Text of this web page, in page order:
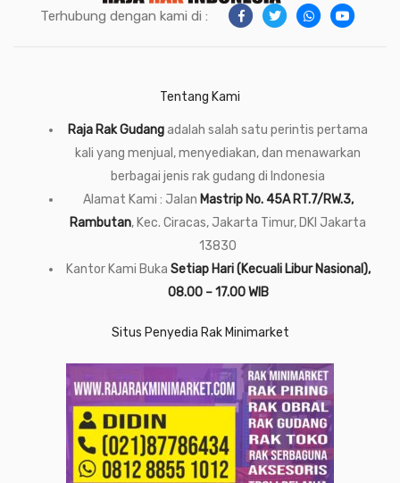
Terhubung dengan kami di :
Tentang Kami
Raja Rak Gudangadalah salah satu perintis pertama
kali yang menjual, menyediakan, dan menawarkan
berbagai jenis rak gudang di Indonesia
Alamat Kami : Jalan Mastrip No. 45A RT.7/RW.3,
Rambutan, Kec. Ciracas, Jakarta Timur, DKI Jakarta
13830
Kantor Kami Buka Setiap Hari (Kecuali Libur Nasional),
08.00 – 17.00 WIB
Situs Penyedia Rak Minimarket